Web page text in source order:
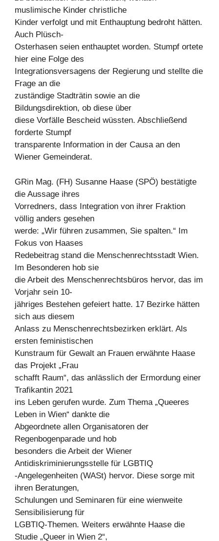
muslimische Kinder christliche
Kinder verfolgt und mit Enthauptung bedroht hätten.
Auch Plüsch-
Osterhasen seien enthauptet worden. Stumpf ortete
hier eine Folge des
Integrationsversagens der Regierung und stellte die
Frage an die
zuständige Stadträtin sowie an die
Bildungsdirektion, ob diese über
diese Vorfälle Bescheid wüssten. Abschließend
forderte Stumpf
transparente Information in der Causa an den
Wiener Gemeinderat.
GRin Mag. (FH) Susanne Haase (SPÖ) bestätigte
die Aussage ihres
Vorredners, dass Integration von ihrer Fraktion
völlig anders gesehen
werde: „Wir führen zusammen, Sie spalten.“ Im
Fokus von Haases
Redebeitrag stand die Menschenrechtsstadt Wien.
Im Besonderen hob sie
die Arbeit des Menschenrechtsbüros hervor, das im
Vorjahr sein 10-
jähriges Bestehen gefeiert hatte. 17 Bezirke hätten
sich aus diesem
Anlass zu Menschenrechtsbezirken erklärt. Als
ersten feministischen
Kunstraum für Gewalt an Frauen erwähnte Haase
das Projekt „Frau
schafft Raum“, das anlässlich der Ermordung einer
Trafikantin 2021
ins Leben gerufen wurde. Zum Thema „Queeres
Leben in Wien“ dankte die
Abgeordnete allen Organisatoren der
Regenbogenparade und hob
besonders die Arbeit der Wiener
Antidiskriminierungsstelle für LGBTIQ
-Angelegenheiten (WASt) hervor. Diese sorge mit
ihren Beratungen,
Schulungen und Seminaren für eine wienweite
Sensibilisierung für
LGBTIQ-Themen. Weiters erwähnte Haase die
Studie „Queer in Wien 2“,